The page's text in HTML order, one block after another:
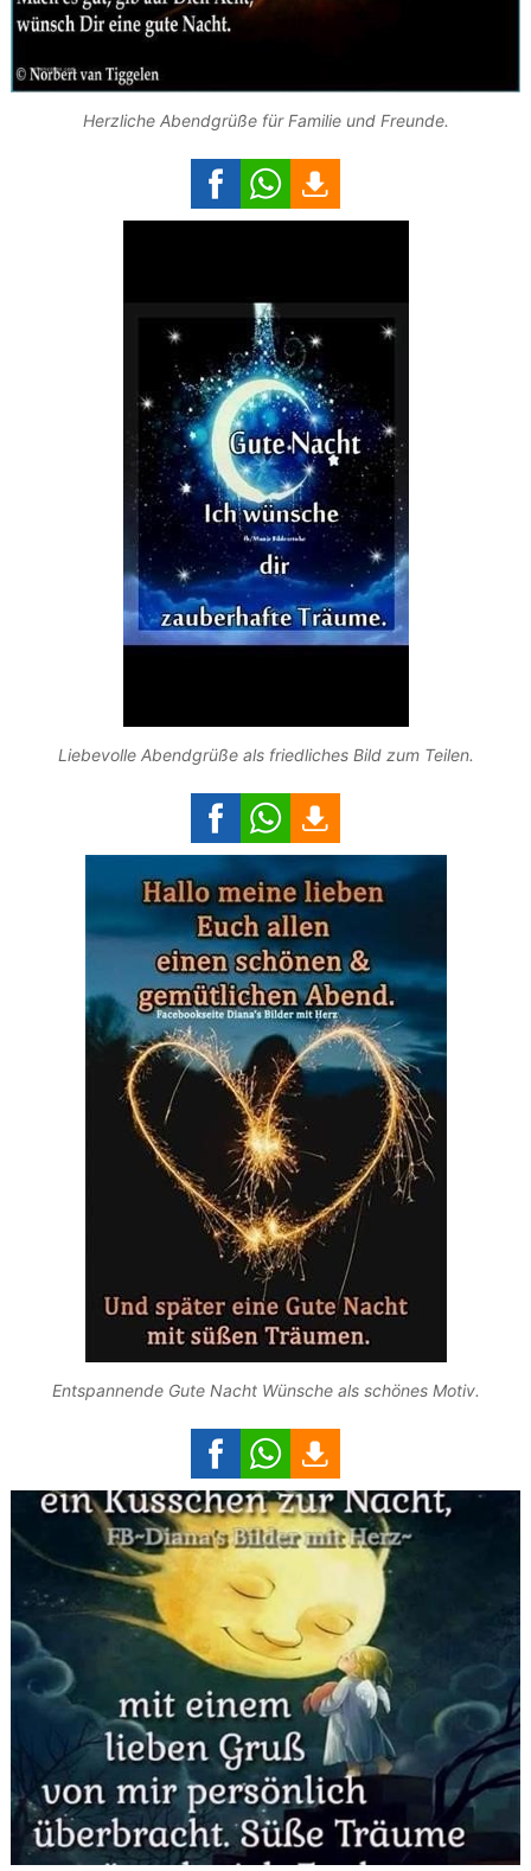
Herzliche Abendgrüße für Familie und Freunde.
Liebevolle Abendgrüße als friedliches Bild zum Teilen.
Entspannende Gute Nacht Wünsche als schönes Motiv.